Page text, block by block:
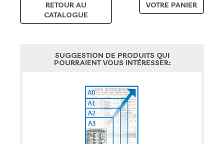
RETOUR AU
CATALOGUE
VOTRE PANIER
SUGGESTION DE PRODUITS QUI
POURRAIENT VOUS INTÉRESSER: